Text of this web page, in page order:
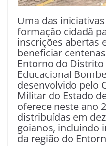
Uma das
formação cidadã
inscrições abertas
beneficiar
Entorno do Distrito
Educacional
desenvolvido pelo
Militar do Estado
oferece neste ano
distribuídas em
goianos, incluindo
da região do